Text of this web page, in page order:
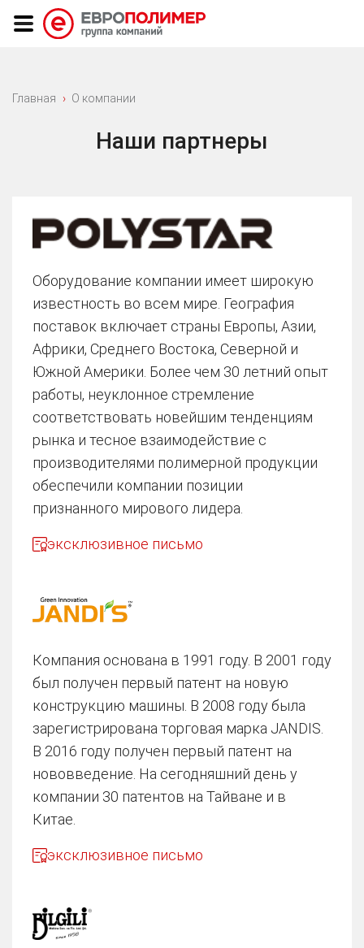
Главная О компании
Наши партнеры
Оборудование компании имеет широкую
известность во всем мире. География
поставок включает страны Европы, Азии,
Африки, Среднего Востока, Северной и
Южной Америки. Более чем 30 летний опыт
работы, неуклонное стремление
соответствовать новейшим тенденциям
рынка и тесное взаимодействие с
производителями полимерной продукции
обеспечили компании позиции
признанного мирового лидера.
эксклюзивное письмо
Компания основана в 1991 году. В 2001 году
был получен первый патент на новую
конструкцию машины. В 2008 году была
зарегистрирована торговая марка JANDIS.
В 2016 году получен первый патент на
нововведение. На сегодняшний день у
компании 30 патентов на Тайване и в
Китае.
эксклюзивное письмо